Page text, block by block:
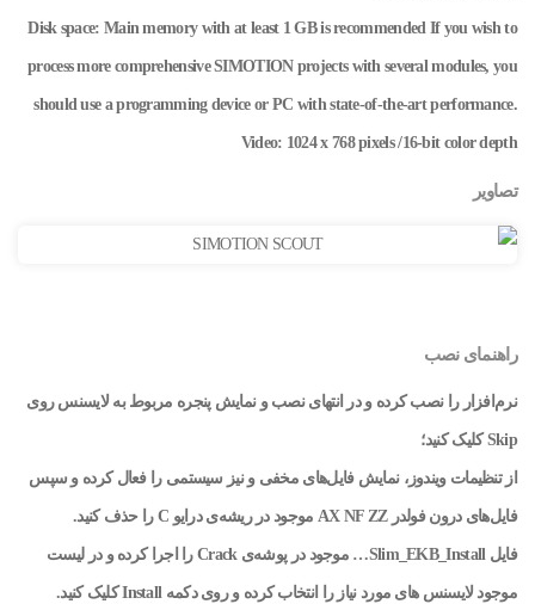
Disk space: Main memory with at least 1 GB is recommended If you wish to
process more comprehensive SIMOTION projects with several modules, you
should use a programming device or PC with state-of-the-art performance.
Video: 1024 x 768 pixels /16-bit color depth
تصاویر
راهنمای نصب
نرم‌افزار را نصب کرده و در انتهای نصب و نمایش پنجره مربوط به لایسنس روی
Skip کلیک کنید؛
از تنظیمات ویندوز، نمایش فایل‌های مخفی و نیز سیستمی را فعال کرده و سپس
فایل‌های درون فولدر AX NF ZZ موجود در ریشه‌ی درایو C را حذف کنید.
فایل Slim_EKB_Install… موجود در پوشه‌ی Crack را اجرا کرده و در لیست
موجود لایسنس‌ های مورد نیاز را انتخاب کرده و روی دکمه Install کلیک کنید.